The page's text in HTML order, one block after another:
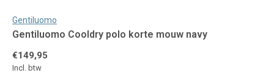
Gentiluomo
Gentiluomo Cooldry polo korte mouw navy
€149,95
Incl. btw